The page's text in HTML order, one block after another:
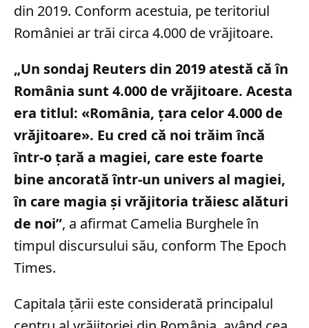
din 2019. Conform acestuia, pe teritoriul
României ar trăi circa 4.000 de vrăjitoare.
„Un sondaj Reuters din 2019 atestă că în
România sunt 4.000 de vrăjitoare. Acesta
era titlul: «România, ţara celor 4.000 de
vrăjitoare». Eu cred că noi trăim încă
într-o ţară a magiei, care este foarte
bine ancorată într-un univers al magiei,
în care magia şi vrăjitoria trăiesc alături
de noi”, a afirmat Camelia Burghele în
timpul discursului său, conform The Epoch
Times.
Capitala țării este considerată principalul